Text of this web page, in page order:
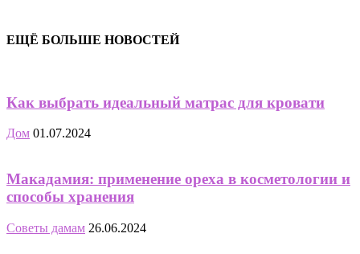
ЕЩЁ БОЛЬШЕ НОВОСТЕЙ
Как выбрать идеальный матрас для кровати
Дом 01.07.2024
Макадамия: применение ореха в косметологии и
способы хранения
Советы дамам 26.06.2024